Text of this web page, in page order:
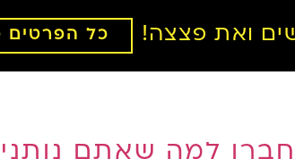
ואת פצצה! כל הפרטים
למה שאתם